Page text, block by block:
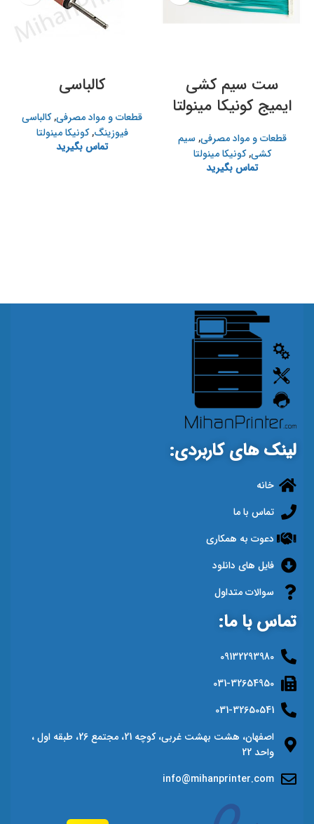
ست سیم کشی
ایمیج کونیکا مینولتا
قطعات و مواد مصرفی,سیم
کشی,کونیکا مینولتا
تماس بگیرید
کالباسی
قطعات و مواد مصرفی,کالباسی
فیوزینگ,کونیکا مینولتا
تماس بگیرید
لینک های کاربردی:
خانه
تماس با ما
دعوت به همکاری
فایل های دانلود
سوالات متداول
تماس با ما:
09132293980
031-32654950
031-32650541
اصفهان، هشت بهشت غربی، کوچه 21، مجتمع 26، طبقه اول ،
واحد 22
info@mihanprinter.com